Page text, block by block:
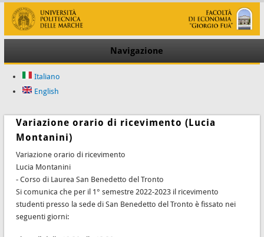
Navigazione
Italiano
English
Variazione orario di ricevimento (Lucia
Montanini)
Variazione orario di ricevimento
Lucia Montanini
- Corso di Laurea San Benedetto del Tronto
Si comunica che per il 1° semestre 2022-2023 il ricevimento
studenti presso la sede di San Benedetto del Tronto è fissato nei
seguenti giorni: